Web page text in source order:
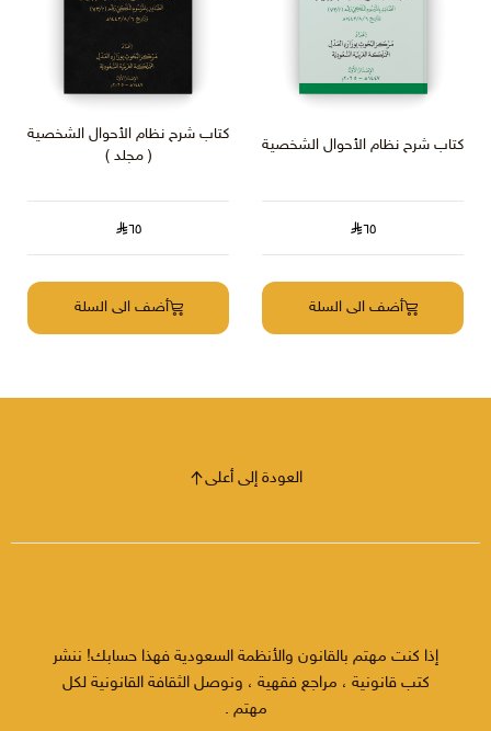
كتاب شرح نظام الأحوال الشخصية
٦٥
أضف الى السلة
كتاب شرح نظام الأحوال الشخصية
( مجلد )
٦٥
أضف الى السلة
العودة إلى أعلى
إذا كنت مهتم بالقانون والأنظمة السعودية فهذا حسابك! ننشر
كتب قانونية ، مراجع فقهية ، ونوصل الثقافة القانونية لكل
مهتم .